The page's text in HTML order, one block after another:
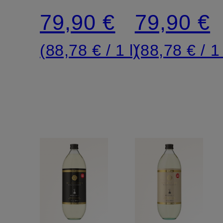
79,90 €
(88,78 € / 1 l)
79,90 €
(88,78 € /